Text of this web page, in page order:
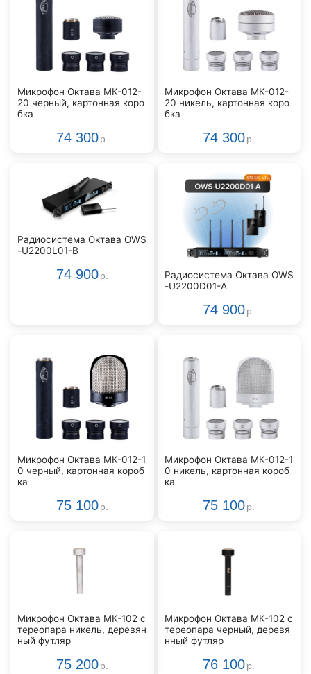
Микрофон Октава МК-012-
20 черный, картонная коро
бка
74 300 р.
Микрофон Октава МК-012-
20 никель, картонная коро
бка
74 300 р.
Радиосистема Октава OWS
-U2200L01-B
74 900 р.
Радиосистема Октава OWS
-U2200D01-A
74 900 р.
Микрофон Октава МК-012-1
0 черный, картонная короб
ка
75 100 р.
Микрофон Октава МК-012-1
0 никель, картонная короб
ка
75 100 р.
Микрофон Октава МК-102 с
тереопара никель, деревян
ный футляр
75 200 р.
Микрофон Октава МК-102 с
тереопара черный, деревя
нный футляр
76 100 р.